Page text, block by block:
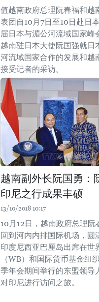
值越南政府总理阮春福和越
表团自10月7日至10日赴日
届日本与湄公河流域国家峰
越南驻日本大使阮国强就日
河流域国家合作的发展和越
接受记者的采访。
越南副外长阮国勇：
印尼之行成果丰硕
13/10/2018 10:17
10月12日，越南政府总理阮
回到河内内排国际机场，圆
印度尼西亚巴厘岛出席在世
（WB）和国际货币基金组
季年会期间举行的东盟领导
对印尼进行访问之旅。